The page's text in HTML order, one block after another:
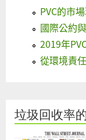
PVC的市
國際公約
2019年
從環境責
垃圾回收率